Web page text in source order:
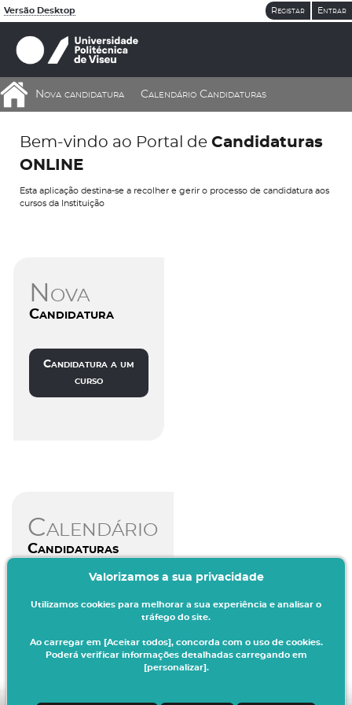
Versão Desktop Registar Entrar
Nova candidatura Calendário Candidaturas
Bem-vindo ao Portal de Candidaturas
ONLINE
Esta aplicação destina-se a recolher e gerir o processo de candidatura aos
cursos da Instituição
Nova
Candidatura
Candidatura a um
curso
Calendário
Candidaturas
Aceda aqui
Valorizamos a sua privacidade
Utilizamos cookies para melhorar a sua experiência e analisar o
tráfego do site.
Ao carregar em [Aceitar todos], concorda com o uso de cookies.
Poderá verificar informações detalhadas carregando em
[personalizar].